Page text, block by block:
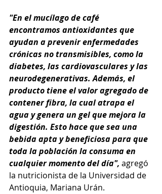
"En el mucílago de café
encontramos antioxidantes que
ayudan a prevenir enfermedades
crónicas no transmisibles, como la
diabetes, las cardiovasculares y las
neurodegenerativas. Además, el
producto tiene el valor agregado de
contener fibra, la cual atrapa el
agua y genera un gel que mejora la
digestión. Esto hace que sea una
bebida apta y beneficiosa para que
toda la población la consuma en
cualquier momento del día", agregó
la nutricionista de la Universidad de
Antioquia, Mariana Urán.